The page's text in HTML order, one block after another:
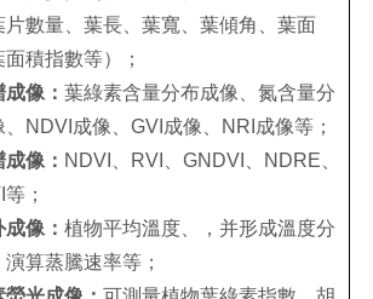
片數量、葉長、葉寬、葉傾角、葉面
積指數等）；
成像：葉綠素含量分布成像、氮含量分
、NDVI成像、GVI成像、NRI成像等；
像： NDVI、RVI、GNDVI、NDRE、
；
成像：植物平均溫度、，并形成溫度分
算蒸騰速率等；